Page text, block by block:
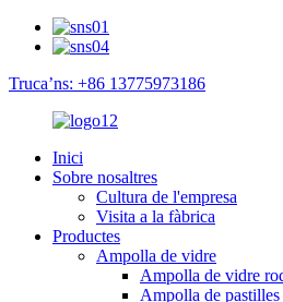
Truca’ns: +86 13775973186
Inici
Sobre nosaltres
Cultura de l'empresa
Visita a la fàbrica
Productes
Ampolla de vidre
Ampolla de vidre
Ampolla de